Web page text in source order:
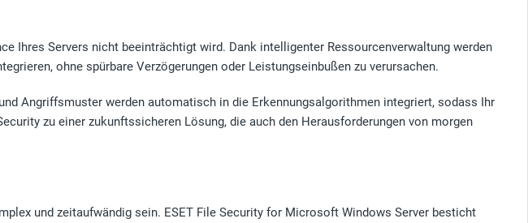
Ihres Servers nicht beeinträchtigt wird. Dank intelligenter Ressourcenverwaltung werden
ohne spürbare Verzögerungen oder Leistungseinbußen zu verursachen.
Angriffsmuster werden automatisch in die Erkennungsalgorithmen integriert, sodass Ihr
zu einer zukunftssicheren Lösung, die auch den Herausforderungen von morgen
und zeitaufwändig sein. ESET File Security for Microsoft Windows Server besticht